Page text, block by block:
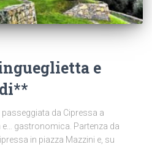
e
passeggiata da Cipressa a
e… gastronomica. Partenza da
in piazza Mazzini e, su